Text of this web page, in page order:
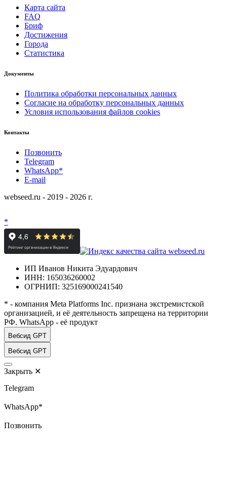
Карта сайта
FAQ
Бриф
Достижения
Города
Статистика
Документы
Политика обработки персональных данных
Согласие на обработку персональных данных
Условия использования файлов cookies
Контакты
Позвонить
Telegram
WhatsApp*
E-mail
webseed.ru - 2019 - 2026 г.
*
ИП Иванов Никита Эдуардович
ИНН: 165036260002
ОГРНИП: 325169000241540
* - компания Meta Platforms Inc. признана экстремистской
организацией, и её деятельность запрещена на территории
РФ. WhatsApp - её продукт
Вебсид GPT
Вебсид GPT
Закрыть ✕
Telegram
WhatsApp*
Позвонить